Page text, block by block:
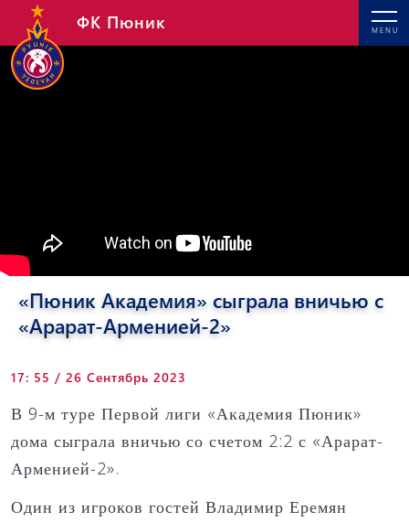
MENU
ФК Пюник
«Пюник Академия» сыграла вничью с
«Арарат-Армениeй-2»
17: 55 / 26 Сентябрь 2023
В 9-м туре Первой лиги «Академия Пюник»
дома сыграла вничью со счетом 2:2 с «Арарат-
Арменией-2».
Один из игроков гостей Владимир Еремян